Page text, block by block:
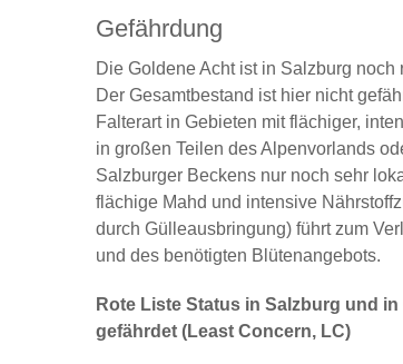
Gefährdung
Die Goldene Acht ist in Salzburg noch
Der Gesamtbestand ist hier nicht
Falterart in Gebieten mit flächiger,
in großen Teilen des Alpenvorlands
Salzburger Beckens nur noch sehr
flächige Mahd und intensive
durch Gülleausbringung) führt zum
und des benötigten Blütenangebots.
Rote Liste Status in Salzburg und
gefährdet (Least Concern, LC)